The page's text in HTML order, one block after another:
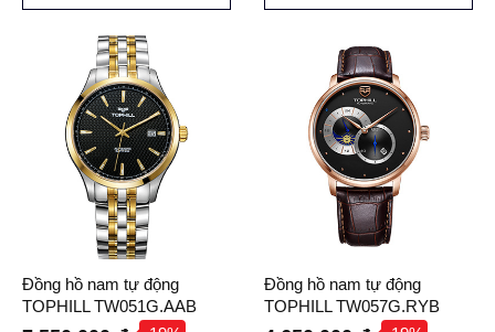
Đồng hồ nam tự động
TOPHILL TW051G.AAB
Đồng hồ nam tự động
TOPHILL TW057G.RYB